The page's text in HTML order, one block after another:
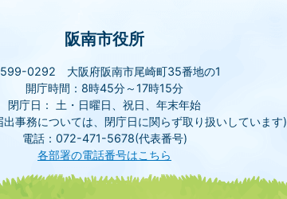
阪南市役所
0292 大阪府阪南市尾崎町35番地の1
開庁時間：8時45分～17時15分
閉庁日： 土・日曜日、祝日、年末年始
出事務については、閉庁日に関らず取り扱いしています)
電話：072-471-5678(代表番号)
各部署の電話番号はこちら